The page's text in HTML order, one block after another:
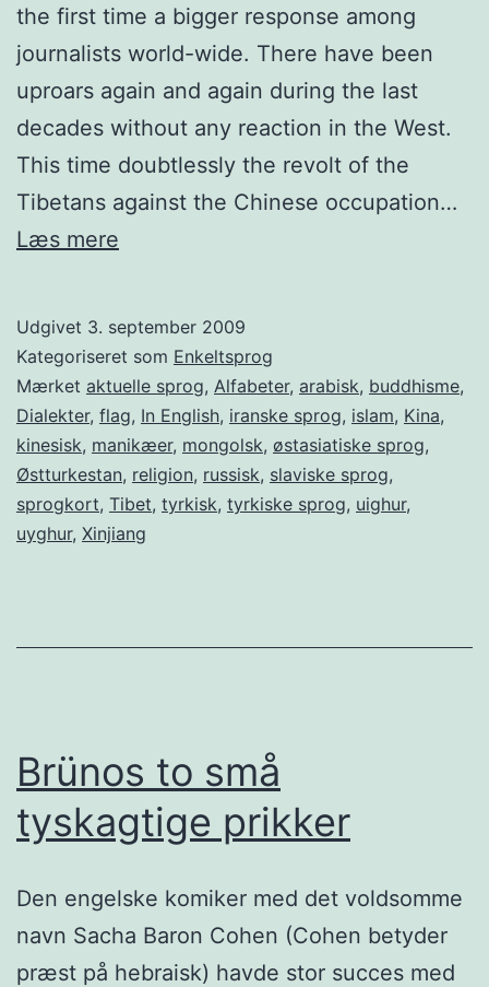
the first time a bigger response among
journalists world-wide. There have been
uproars again and again during the last
decades without any reaction in the West.
This time doubtlessly the revolt of the
Tibetans against the Chinese occupation…
Læs mere
Udgivet 3. september 2009
Kategoriseret som Enkeltsprog
Mærket aktuelle sprog, Alfabeter, arabisk, buddhisme,
Dialekter, flag, In English, iranske sprog, islam, Kina,
kinesisk, manikæer, mongolsk, østasiatiske sprog,
Østturkestan, religion, russisk, slaviske sprog,
sprogkort, Tibet, tyrkisk, tyrkiske sprog, uighur,
uyghur, Xinjiang
Brünos to små
tyskagtige prikker
Den engelske komiker med det voldsomme
navn Sacha Baron Cohen (Cohen betyder
præst på hebraisk) havde stor succes med